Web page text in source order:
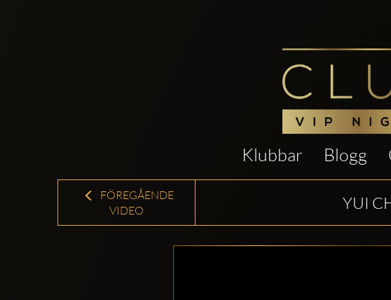
Klubbar Blogg
FÖREGÅENDE
VIDEO
YUI